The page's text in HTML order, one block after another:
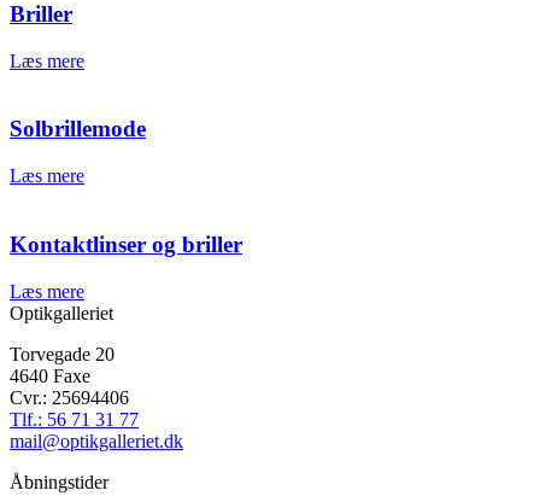
Briller
Læs mere
Solbrillemode
Læs mere
Kontaktlinser og briller
Læs mere
Optikgalleriet
Torvegade 20
4640 Faxe
Cvr.: 25694406
Tlf.: 56 71 31 77
mail@optikgalleriet.dk
Åbningstider